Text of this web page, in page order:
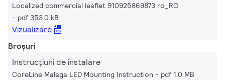
Localized commercial leaflet 910925869873 ro_RO
pdf 353.0 kB
Vizualizare
Broșuri
Instrucțiuni de instalare
CoreLine Malaga LED Mounting Instruction pdf 1.0 MB